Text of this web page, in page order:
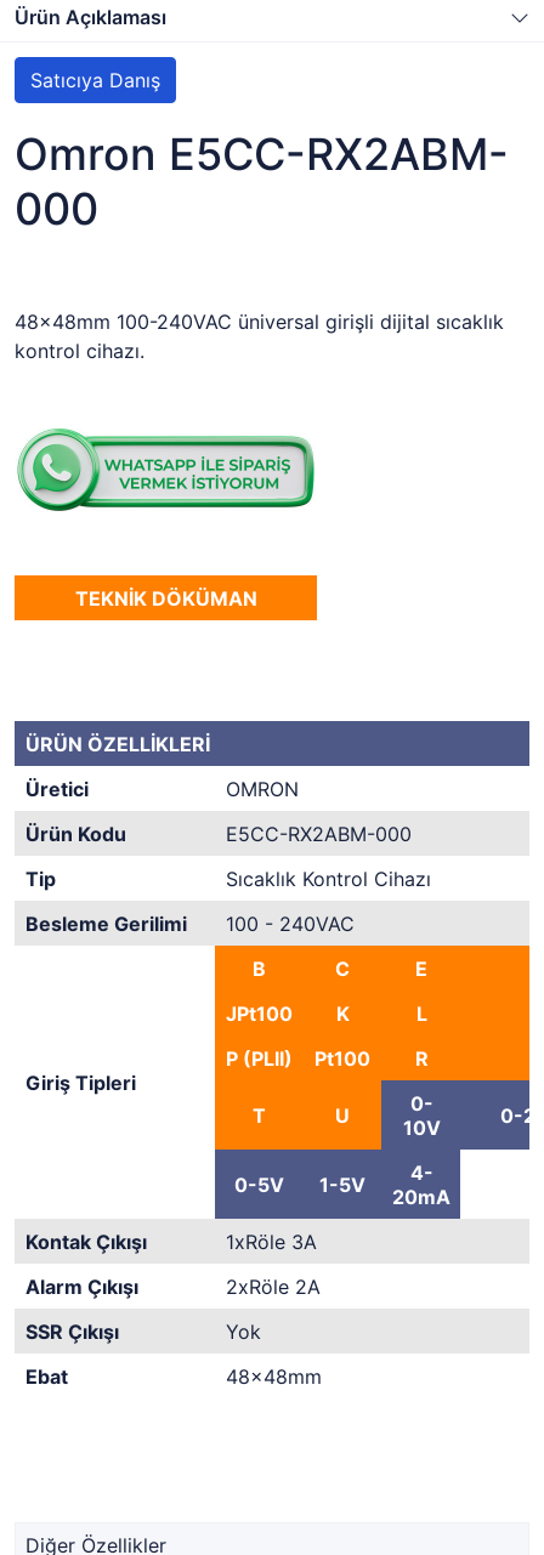
Ürün Açıklaması
Satıcıya Danış
Omron E5CC-RX2ABM-
000
48x48mm 100-240VAC üniversal girişli dijital sıcaklık
kontrol cihazı.
TEKNİK DÖKÜMAN
ÜRÜN ÖZELLİKLERİ
Üretici
OMRON
Ürün Kodu
E5CC-RX2ABM-000
Tip
Sıcaklık Kontrol Cihazı
Besleme Gerilimi
100 - 240VAC
Giriş Tipleri
B C E
JPt100
K L
P (PLII)
Pt100 R
T U
0-
10V
0-
0-5V 1-5V
4-
20mA
Kontak Çıkışı
1xRöle 3A
Alarm Çıkışı
2xRöle 2A
SSR Çıkışı
Yok
Ebat
48x48mm
Diğer Özellikler